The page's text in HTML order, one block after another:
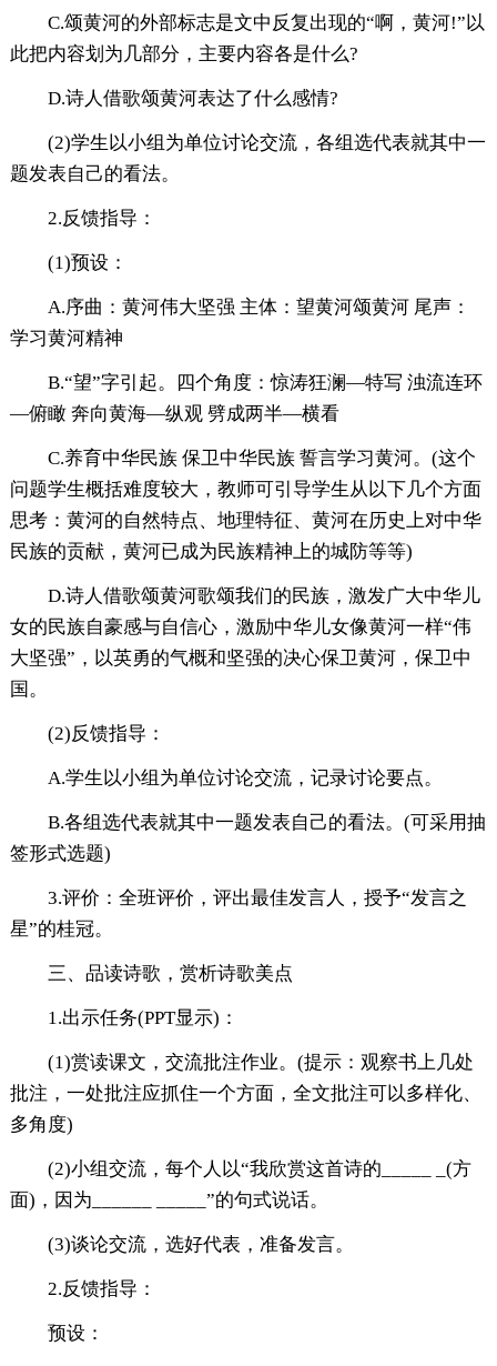
C.颂黄河的外部标志是文中反复出现的“啊，黄河!”以
此把内容划为几部分，主要内容各是什么?
D.诗人借歌颂黄河表达了什么感情?
(2)学生以小组为单位讨论交流，各组选代表就其中一
题发表自己的看法。
2.反馈指导：
(1)预设：
A.序曲：黄河伟大坚强 主体：望黄河颂黄河 尾声：
学习黄河精神
B.“望”字引起。四个角度：惊涛狂澜—特写 浊流连环
—俯瞰 奔向黄海—纵观 劈成两半—横看
C.养育中华民族 保卫中华民族 誓言学习黄河。(这个
问题学生概括难度较大，教师可引导学生从以下几个方面
思考：黄河的自然特点、地理特征、黄河在历史上对中华
民族的贡献，黄河已成为民族精神上的城防等等)
D.诗人借歌颂黄河歌颂我们的民族，激发广大中华儿
女的民族自豪感与自信心，激励中华儿女像黄河一样“伟
大坚强”，以英勇的气概和坚强的决心保卫黄河，保卫中
国。
(2)反馈指导：
A.学生以小组为单位讨论交流，记录讨论要点。
B.各组选代表就其中一题发表自己的看法。(可采用抽
签形式选题)
3.评价：全班评价，评出最佳发言人，授予“发言之
星”的桂冠。
三、品读诗歌，赏析诗歌美点
1.出示任务(PPT显示)：
(1)赏读课文，交流批注作业。(提示：观察书上几处
批注，一处批注应抓住一个方面，全文批注可以多样化、
多角度)
(2)小组交流，每个人以“我欣赏这首诗的_____ _(方
面)，因为______ _____”的句式说话。
(3)谈论交流，选好代表，准备发言。
2.反馈指导：
预设：